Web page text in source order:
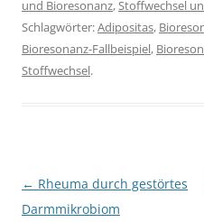
und Bioresonanz,Stoffwechsel
Schlagwörter:Adipositas,
Bioresonanz-Fallbeispiel,
Stoffwechsel.
Beitragsnavigation
← Rheuma durch gestörtes
Darmmikrobiom